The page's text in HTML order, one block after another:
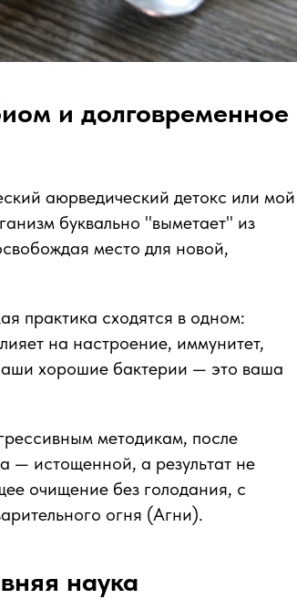
и долговременное
аюрведический детокс или мой
буквально "выметает" из
место для новой,
практика сходятся в одном:
на настроение, иммунитет,
хорошие бактерии — это ваша
методикам, после
— истощенной, а результат не
очищение без голодания, с
огня (Агни).
наука